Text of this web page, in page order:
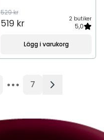
529 kr
519 kr 2 butiker
5,0
Lägg i varukorg
••• 7